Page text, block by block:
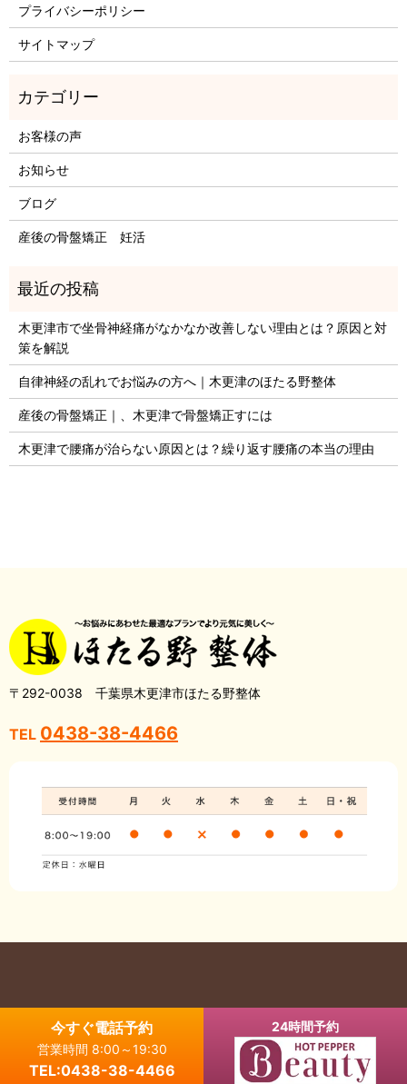
プライバシーポリシー
サイトマップ
お客様の声
お知らせ
ブログ
産後の骨盤矯正 妊活
木更津市で坐骨神経痛がなかなか改善しない理由とは？原因と対
策を解説
自律神経の乱れでお悩みの方へ｜木更津のほたる野整体
産後の骨盤矯正｜、木更津で骨盤矯正すには
木更津で腰痛が治らない原因とは？繰り返す腰痛の本当の理由
〒292-0038 千葉県木更津市ほたる野整体
TEL 0438-38-4466
今すぐ電話予約
営業時間 8:00～19:30
TEL:0438-38-4466
24時間予約
【掲載の記事・写真・イラストなどの無断複写・転載を禁じます】